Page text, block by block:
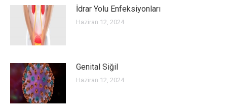
İdrar Yolu Enfeksiyonları
Haziran 12, 2024
Genital Siğil
Haziran 12, 2024